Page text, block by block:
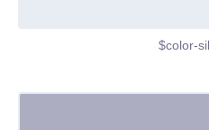
$color-